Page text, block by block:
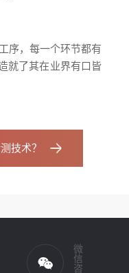
序，每一个环节都有
就了其在业界有口皆
技术？
微信咨询